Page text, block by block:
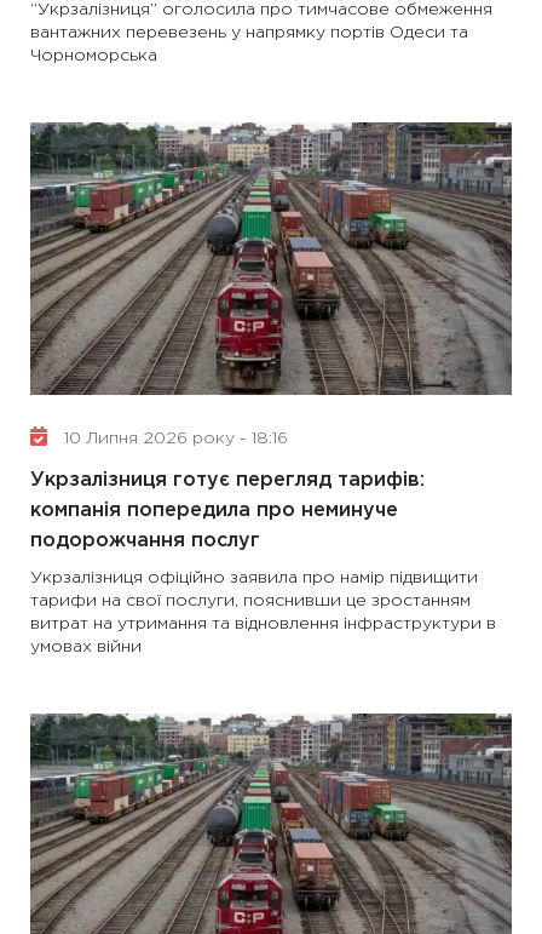
“Укрзалізниця” оголосила про тимчасове обмеження
вантажних перевезень у напрямку портів Одеси та
Чорноморська
10 Липня 2026 року - 18:16
Укрзалізниця готує перегляд тарифів:
компанія попередила про неминуче
подорожчання послуг
Укрзалізниця офіційно заявила про намір підвищити
тарифи на свої послуги, пояснивши це зростанням
витрат на утримання та відновлення інфраструктури в
умовах війни